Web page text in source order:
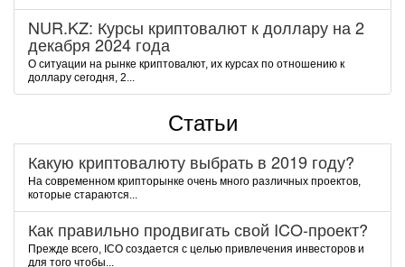
NUR.KZ: Курсы криптовалют к доллару на 2
декабря 2024 года
О ситуации на рынке криптовалют, их курсах по отношению к
доллару сегодня, 2...
Статьи
Какую криптовалюту выбрать в 2019 году?
На современном крипторынке очень много различных проектов,
которые стараются...
Как правильно продвигать свой ICO-проект?
Прежде всего, ICO создается с целью привлечения инвесторов и
для того чтобы...